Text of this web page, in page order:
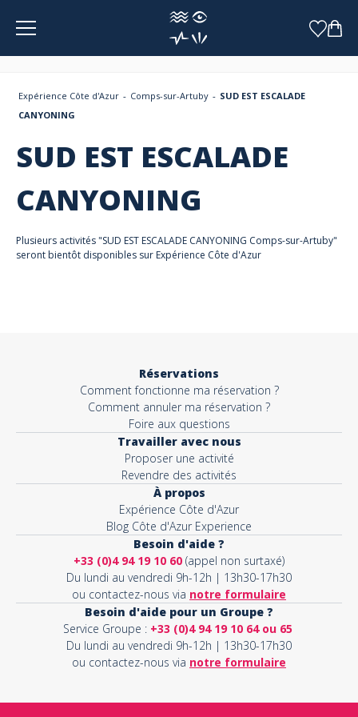
Panneau de gestion des cookies
Expérience Côte d'Azur Comps-sur-Artuby
SUD EST ESCALADE
CANYONING
SUD EST ESCALADE
CANYONING
Plusieurs activités "SUD EST ESCALADE CANYONING Comps-sur-Artuby"
seront bientôt disponibles sur Expérience Côte d'Azur
Réservations
Comment fonctionne ma réservation ?
Comment annuler ma réservation ?
Foire aux questions
Travailler avec nous
Proposer une activité
Revendre des activités
À propos
Expérience Côte d'Azur
Blog Côte d'Azur Experience
Besoin d'aide ?
+33 (0)4 94 19 10 60 (appel non surtaxé)
Du lundi au vendredi 9h-12h | 13h30-17h30
ou contactez-nous via notre formulaire
Besoin d'aide pour un Groupe ?
Service Groupe : +33 (0)4 94 19 10 64 ou 65
Du lundi au vendredi 9h-12h | 13h30-17h30
ou contactez-nous via notre formulaire